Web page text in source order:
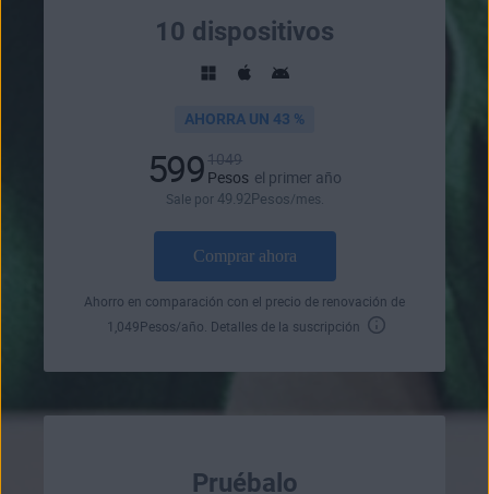
10 dispositivos
AHORRA UN 43 %
599 1049
Pesos el primer año
Sale por 49 .92Pesos/mes.
Comprar ahora
Ahorro en comparación con el precio de renovación de
1,049Pesos/año. Detalles de la suscripción
Pruébalo